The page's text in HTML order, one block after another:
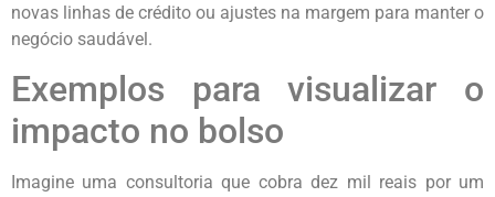
novas linhas de crédito ou ajustes na margem para manter o
negócio saudável.
Exemplos para visualizar o
impacto no bolso
Imagine uma consultoria que cobra dez mil reais por um